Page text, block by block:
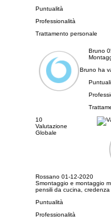
Puntualità
Professionalità
Trattamento personale
Bruno
Bruno ha
10
Valutazione
Globale
Rossano 01-12-2020
Smontaggio e montaggio
pensili da cucina, credenza
Puntualità
Professionalità